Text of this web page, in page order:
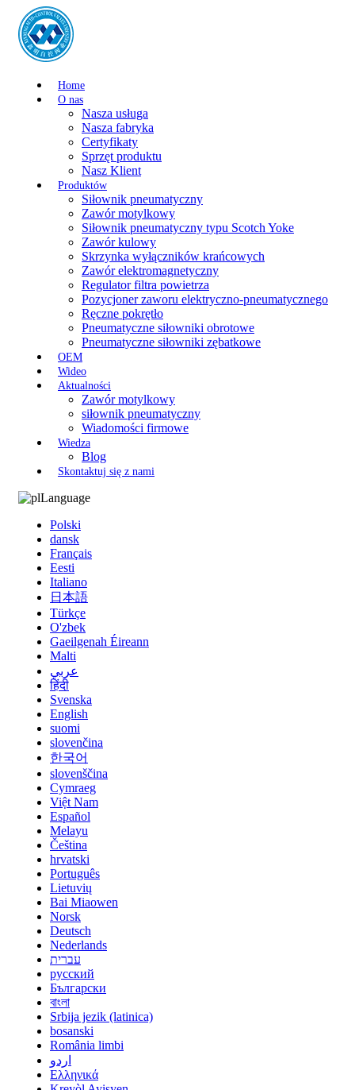
Home
O nas
Nasza usługa
Nasza fabryka
Certyfikaty
Sprzęt produktu
Nasz Klient
Produktów
Siłownik pneumatyczny
Zawór motylkowy
Siłownik pneumatyczny typu Scotch Yoke
Zawór kulowy
Skrzynka wyłączników krańcowych
Zawór elektromagnetyczny
Regulator filtra powietrza
Pozycjoner zaworu elektryczno-pneumatycznego
Ręczne pokrętło
Pneumatyczne siłowniki obrotowe
Pneumatyczne siłowniki zębatkowe
OEM
Wideo
Aktualności
Zawór motylkowy
siłownik pneumatyczny
Wiadomości firmowe
Wiedza
Blog
Skontaktuj się z nami
Language
Polski
dansk
Français
Eesti
Italiano
日本語
Türkçe
O'zbek
Gaeilgenah Éireann
Malti
عربي
हिंदी
Svenska
English
suomi
slovenčina
한국어
slovenščina
Cymraeg
Việt Nam
Español
Melayu
Čeština
hrvatski
Português
Lietuvių
Bai Miaowen
Norsk
Deutsch
Nederlands
עברית
русский
Български
বাংলা
Srbija jezik (latinica)
bosanski
România limbi
اردو
Ελληνικά